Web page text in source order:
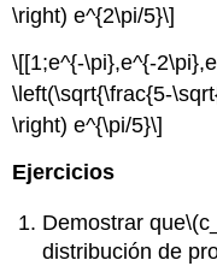
\right) e^{2\pi/5}\]
\[[1;e^{-\pi},e^{-
\left(\sqrt{\frac{5-
\right) e^{\pi/5}\]
Ejercicios
Demostrar que
distribución de